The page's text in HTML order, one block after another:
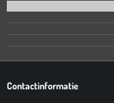
Contactinformatie